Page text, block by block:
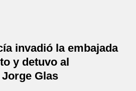
invadió la embajada
y detuvo al
Glas